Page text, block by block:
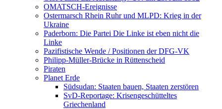
OMATSCH-Ereignisse
Ostermarsch Rhein Ruhr und MLPD: Krieg in der
Ukraine
Paderborn: Die Partei Die Linke ist eben nicht die
Linke
Pazifistische Wende / Positionen der DFG-VK
Philipp-Müller-Brücke in Rüttenscheid
Piraten
Planet Erde
Südsudan: Staaten bauen, Staaten zerstören
SvD-Reportage: Krisengeschütteltes
Griechenland